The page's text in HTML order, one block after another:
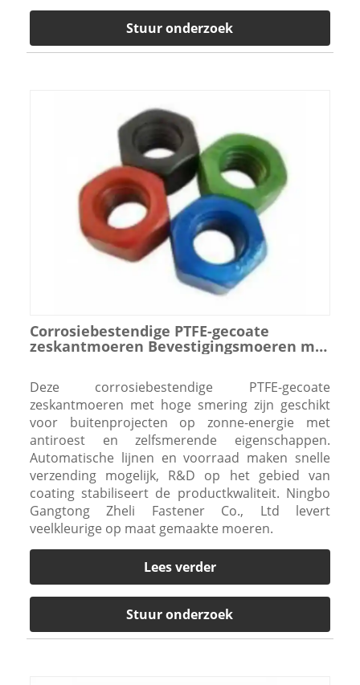
Stuur onderzoek
Corrosiebestendige PTFE-gecoate
zeskantmoeren Bevestigingsmoeren met
Deze corrosiebestendige PTFE-gecoate
zeskantmoeren met hoge smering zijn geschikt
voor buitenprojecten op zonne-energie met
antiroest en zelfsmerende eigenschappen.
Automatische lijnen en voorraad maken snelle
verzending mogelijk, R&D op het gebied van
coating stabiliseert de productkwaliteit. Ningbo
Gangtong Zheli Fastener Co., Ltd levert
veelkleurige op maat gemaakte moeren.
Lees verder
Stuur onderzoek